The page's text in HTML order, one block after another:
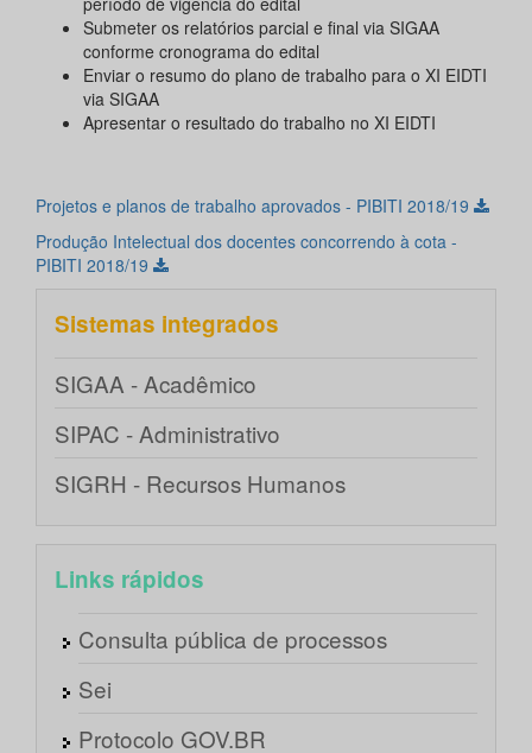
Submeter os relatórios parcial e final via SIGAA
conforme cronograma do edital
Enviar o resumo do plano de trabalho para o XI EIDTI
via SIGAA
Apresentar o resultado do trabalho no XI EIDTI
Projetos e planos de trabalho aprovados - PIBITI 2018/19
Produção Intelectual dos docentes concorrendo à cota -
PIBITI 2018/19
Sistemas integrados
SIGAA - Acadêmico
SIPAC - Administrativo
SIGRH - Recursos Humanos
Links rápidos
Consulta pública de processos
Sei
Protocolo GOV.BR